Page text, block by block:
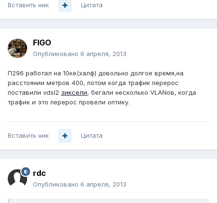
Вставить ник Цитата
FIGO
Опубликовано 6 апреля, 2013
П296 работал на 10ке(халф) довольно долгое время,на
расстоянии метров 400, потом когда трафик перерос
поставили vdsl2 зиксели, бегали несколько VLANов, когда
трафик и это перерос провели оптику.
Вставить ник Цитата
rdc
Опубликовано 6 апреля, 2013